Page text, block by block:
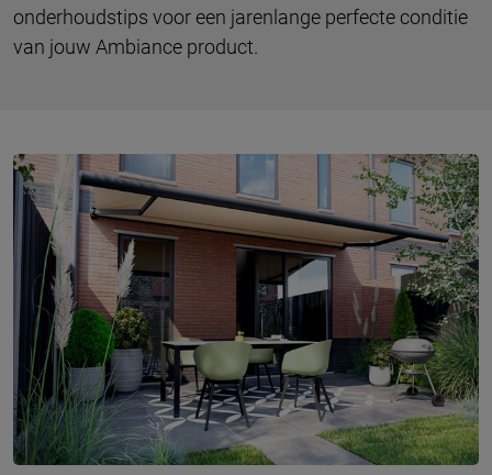
onderhoudstips voor een jarenlange perfecte conditie
van jouw Ambiance product.